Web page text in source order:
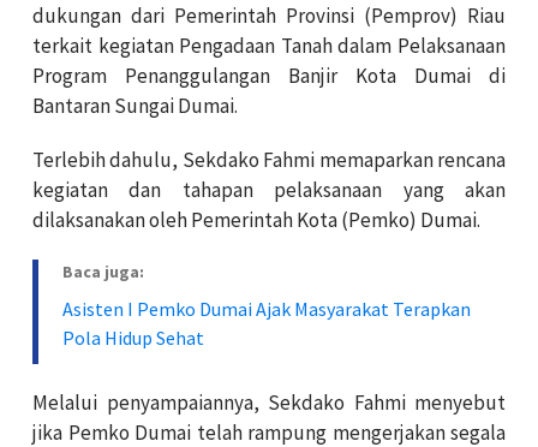
dukungan dari Pemerintah Provinsi (Pemprov) Riau
terkait kegiatan Pengadaan Tanah dalam Pelaksanaan
Program Penanggulangan Banjir Kota Dumai di
Bantaran Sungai Dumai.
Terlebih dahulu, Sekdako Fahmi memaparkan rencana
kegiatan dan tahapan pelaksanaan yang akan
dilaksanakan oleh Pemerintah Kota (Pemko) Dumai.
Baca juga:
Asisten I Pemko Dumai Ajak Masyarakat Terapkan
Pola Hidup Sehat
Melalui penyampaiannya, Sekdako Fahmi menyebut
jika Pemko Dumai telah rampung mengerjakan segala